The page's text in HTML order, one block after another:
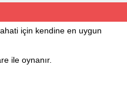
için kendine en uygun
ile oynanır.